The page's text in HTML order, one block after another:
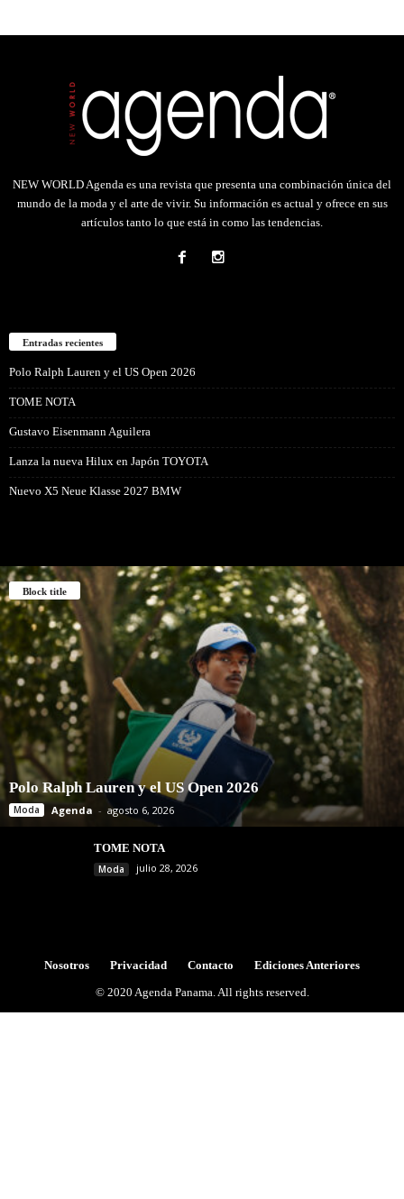
NEW WORLD Agenda es una revista que presenta una combinación única del
mundo de la moda y el arte de vivir. Su información es actual y ofrece en sus
artículos tanto lo que está in como las tendencias.
Entradas recientes
Polo Ralph Lauren y el US Open 2026
TOME NOTA
Gustavo Eisenmann Aguilera
Lanza la nueva Hilux en Japón TOYOTA
Nuevo X5 Neue Klasse 2027 BMW
Block title
Polo Ralph Lauren y el US Open 2026
Moda Agenda - agosto 6, 2026
TOME NOTA
Moda julio 28, 2026
Nosotros Privacidad Contacto
Ediciones Anteriores
© 2020 Agenda Panama. All rights reserved.